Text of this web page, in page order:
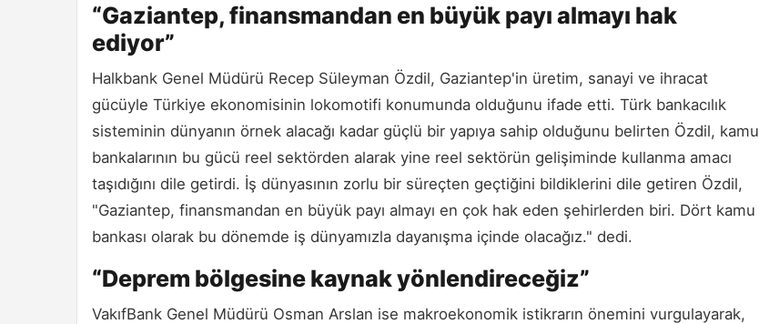
“Gaziantep, finansmandan en büyük payı almayı hak
ediyor”
Halkbank Genel Müdürü Recep Süleyman Özdil, Gaziantep'in üretim, sanayi ve ihracat
gücüyle Türkiye ekonomisinin lokomotifi konumunda olduğunu ifade etti. Türk bankacılık
sisteminin dünyanın örnek alacağı kadar güçlü bir yapıya sahip olduğunu belirten Özdil, kamu
bankalarının bu gücü reel sektörden alarak yine reel sektörün gelişiminde kullanma amacı
taşıdığını dile getirdi. İş dünyasının zorlu bir süreçten geçtiğini bildiklerini dile getiren Özdil,
"Gaziantep, finansmandan en büyük payı almayı en çok hak eden şehirlerden biri. Dört kamu
bankası olarak bu dönemde iş dünyamızla dayanışma içinde olacağız." dedi.
“Deprem bölgesine kaynak yönlendireceğiz”
VakıfBank Genel Müdürü Osman Arslan ise makroekonomik istikrarın önemini vurgulayarak,